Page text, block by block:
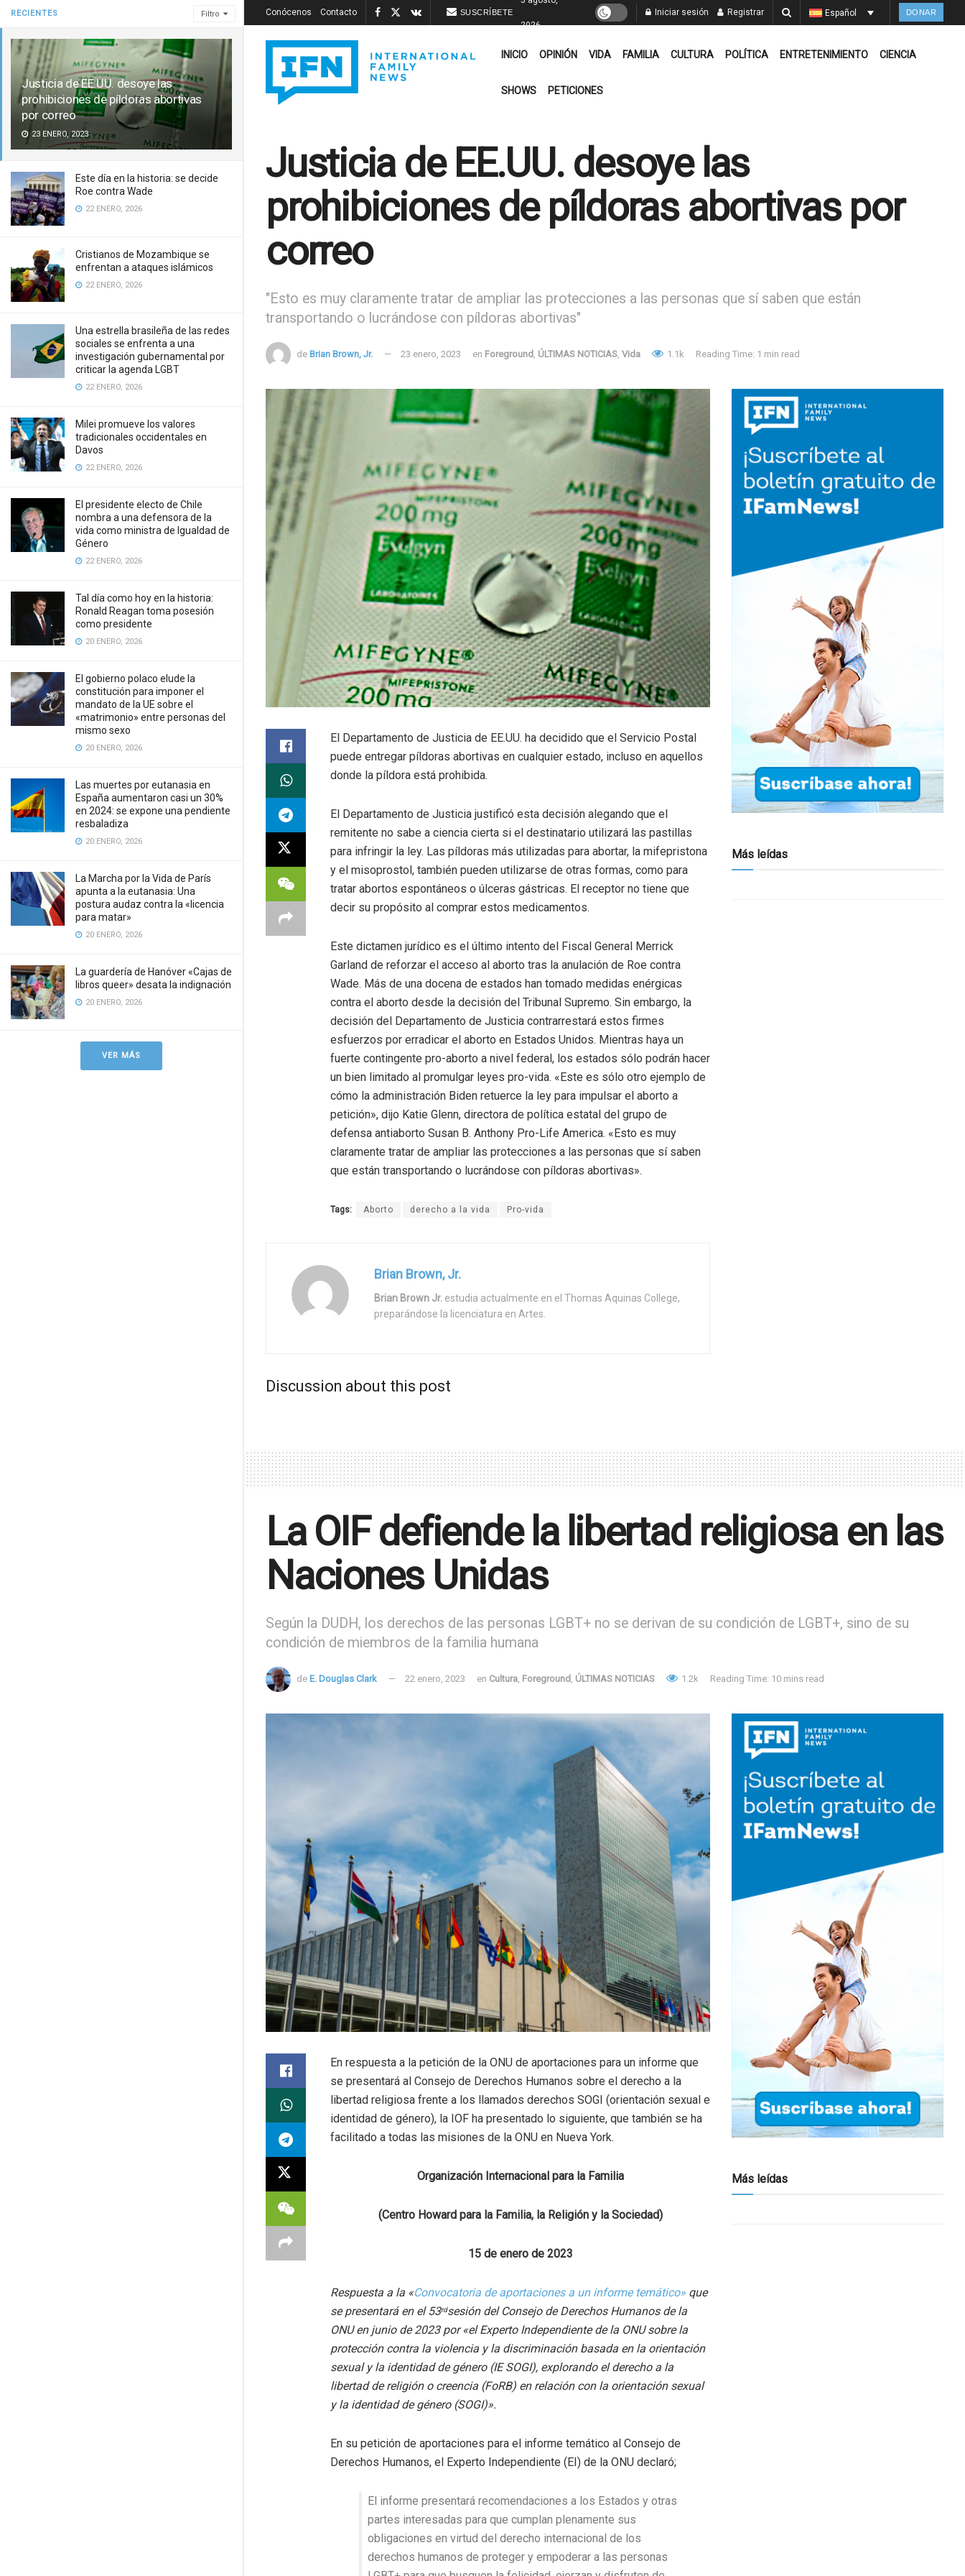
RECIENTES Filtro
Justicia de EE.UU. desoye las
prohibiciones de píldoras abortivas
por correo
23 ENERO, 2023
Este día en la historia: se decide
Roe contra Wade
22 ENERO, 2026
Cristianos de Mozambique se
enfrentan a ataques islámicos
22 ENERO, 2026
Una estrella brasileña de las redes
sociales se enfrenta a una
investigación gubernamental por
criticar la agenda LGBT
22 ENERO, 2026
Milei promueve los valores
tradicionales occidentales en
Davos
22 ENERO, 2026
El presidente electo de Chile
nombra a una defensora de la
vida como ministra de Igualdad de
Género
22 ENERO, 2026
Tal día como hoy en la historia:
Ronald Reagan toma posesión
como presidente
20 ENERO, 2026
El gobierno polaco elude la
constitución para imponer el
mandato de la UE sobre el
«matrimonio» entre personas del
mismo sexo
20 ENERO, 2026
Las muertes por eutanasia en
España aumentaron casi un 30%
en 2024: se expone una pendiente
resbaladiza
20 ENERO, 2026
La Marcha por la Vida de París
apunta a la eutanasia: Una
postura audaz contra la «licencia
para matar»
20 ENERO, 2026
La guardería de Hanóver «Cajas de
libros queer» desata la indignación
20 ENERO, 2026
VER MÁS
Conócenos Contacto SUSCRÍBETE
2026
Iniciar sesión Registrar Español DONAR
INICIO OPINIÓN VIDA FAMILIA CULTURA POLÍTICA ENTRETENIMIENTO CIENCIA
SHOWS PETICIONES
Justicia de EE.UU. desoye las
prohibiciones de píldoras abortivas por
correo
"Esto es muy claramente tratar de ampliar las protecciones a las personas que sí saben que están
transportando o lucrándose con píldoras abortivas"
de Brian Brown, Jr. 23 enero, 2023 en Foreground , ÚLTIMAS NOTICIAS, Vida 1.1k Reading Time: 1 min read
El Departamento de Justicia de EE.UU. ha decidido que el Servicio Postal
puede entregar píldoras abortivas en cualquier estado, incluso en aquellos
donde la píldora está prohibida.
El Departamento de Justicia justificó esta decisión alegando que el
remitente no sabe a ciencia cierta si el destinatario utilizará las pastillas
para infringir la ley. Las píldoras más utilizadas para abortar, la mifepristona
y el misoprostol, también pueden utilizarse de otras formas, como para
tratar abortos espontáneos o úlceras gástricas. El receptor no tiene que
decir su propósito al comprar estos medicamentos.
Este dictamen jurídico es el último intento del Fiscal General Merrick
Garland de reforzar el acceso al aborto tras la anulación de Roe contra
Wade. Más de una docena de estados han tomado medidas enérgicas
contra el aborto desde la decisión del Tribunal Supremo. Sin embargo, la
decisión del Departamento de Justicia contrarrestará estos firmes
esfuerzos por erradicar el aborto en Estados Unidos. Mientras haya un
fuerte contingente pro-aborto a nivel federal, los estados sólo podrán hacer
un bien limitado al promulgar leyes pro-vida. «Este es sólo otro ejemplo de
cómo la administración Biden retuerce la ley para impulsar el aborto a
petición», dijo Katie Glenn, directora de política estatal del grupo de
defensa antiaborto Susan B. Anthony Pro-Life America. «Esto es muy
claramente tratar de ampliar las protecciones a las personas que sí saben
que están transportando o lucrándose con píldoras abortivas».
Tags: Aborto derecho a la vida Pro-vida
Brian Brown, Jr.
Brian Brown Jr. estudia actualmente en el Thomas Aquinas College,
preparándose la licenciatura en Artes.
Discussion about this post
Más leídas
La OIF defiende la libertad religiosa en las
Naciones Unidas
Según la DUDH, los derechos de las personas LGBT+ no se derivan de su condición de LGBT+, sino de su
condición de miembros de la familia humana
de E. Douglas Clark 22 enero, 2023 en Cultura, Foreground , ÚLTIMAS NOTICIAS 1.2k Reading Time: 10 mins read
En respuesta a la petición de la ONU de aportaciones para un informe que
se presentará al Consejo de Derechos Humanos sobre el derecho a la
libertad religiosa frente a los llamados derechos SOGI (orientación sexual e
identidad de género), la IOF ha presentado lo siguiente, que también se ha
facilitado a todas las misiones de la ONU en Nueva York.
Organización Internacional para la Familia
(Centro Howard para la Familia, la Religión y la Sociedad)
15 de enero de 2023
Respuesta a la «Convocatoria de aportaciones a un informe temático» que
se presentará en el 53rdsesión del Consejo de Derechos Humanos de la
ONU en junio de 2023 por «el Experto Independiente de la ONU sobre la
protección contra la violencia y la discriminación basada en la orientación
sexual y la identidad de género (IE SOGI), explorando el derecho a la
libertad de religión o creencia (FoRB) en relación con la orientación sexual
y la identidad de género (SOGI)».
En su petición de aportaciones para el informe temático al Consejo de
Derechos Humanos, el Experto Independiente (EI) de la ONU declaró;
El informe presentará recomendaciones a los Estados y otras
partes interesadas para que cumplan plenamente sus
obligaciones en virtud del derecho internacional de los
derechos humanos de proteger y empoderar a las personas
Más leídas